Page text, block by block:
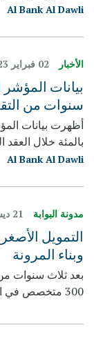
Al Bank Al Dawli
الأخبار 02 فبراير 2023
سنوات من
بالمئة خلال
Al Bank Al Dawli
مدونة البوابة 21 ديسمبر 2022
التمويل
وبناء المرونة
بعد ثلاث سنوات من
300 متخصص في الشمول المالي لحضور مؤتمر سنابل السنوي.